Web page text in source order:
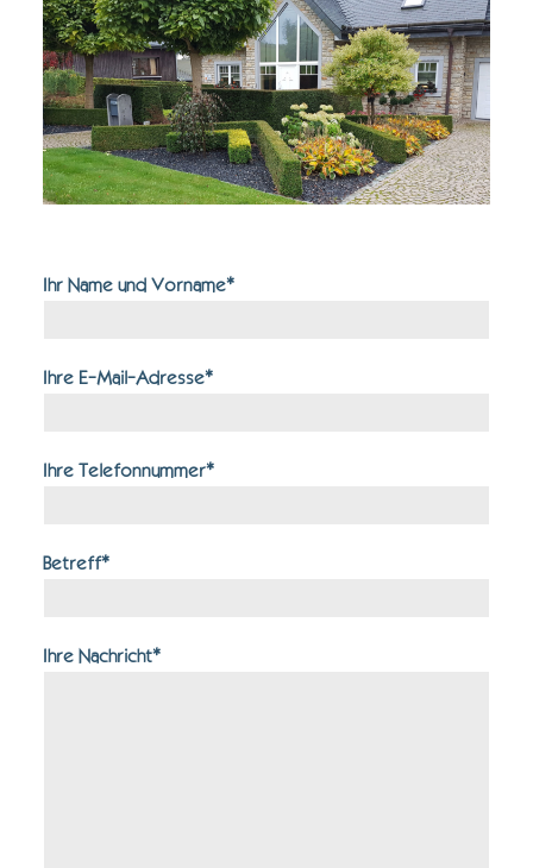
Ihr Name und Vorname*
Ihre E-Mail-Adresse*
Ihre Telefonnummer*
Betreff*
Ihre Nachricht*